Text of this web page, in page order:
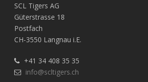
SCL Tigers AG
Güterstrasse 18
Postfach
CH-3550 Langnau i.E.
+41 34 408 35 35
info@scltigers.ch